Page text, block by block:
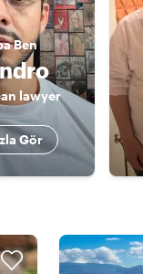
Ben
lawyer
Gör